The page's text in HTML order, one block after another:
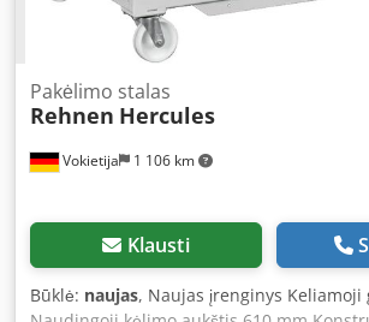
Vokietija 1 106 km
Pakėlimo stalas
Rehnen Hercules
Klausti
Būklė: naujas, Naujas įrenginys Keliamoji